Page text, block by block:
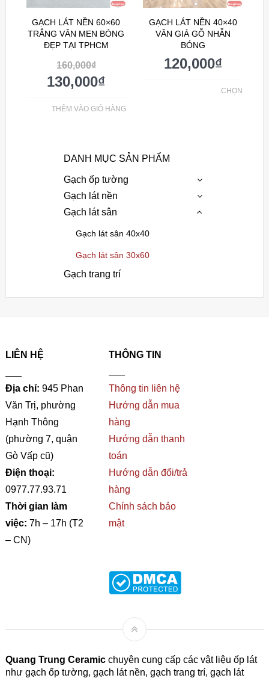
GẠCH LÁT NỀN 60×60
TRẮNG VÂN MEN BÓNG
ĐẸP TẠI TPHCM
160,000₫
130,000₫
THÊM VÀO GIỎ HÀNG
GẠCH LÁT NỀN 40×40
VÂN GIẢ GỖ NHẴN
BÓNG
120,000₫
CHỌN
DANH MỤC SẢN PHẨM
Gạch ốp tường
Gạch lát nền
Gạch lát sân
Gạch lát sân 40x40
Gạch lát sân 30x60
Gạch trang trí
LIÊN HỆ
Địa chỉ: 945 Phan
Văn Trị, phường
Hạnh Thông
(phường 7, quận
Gò Vấp cũ)
Điện thoại:
0977.77.93.71
Thời gian làm
việc: 7h – 17h (T2
– CN)
THÔNG TIN
Thông tin liên hệ
Hướng dẫn mua
hàng
Hướng dẫn thanh
toán
Hướng dẫn đổi/trả
hàng
Chính sách bảo
mật
Quang Trung Ceramicchuyên cung cấp các vật liệu ốp lát
như gạch ốp tường, gạch lát nền, gạch trang trí, gạch lát